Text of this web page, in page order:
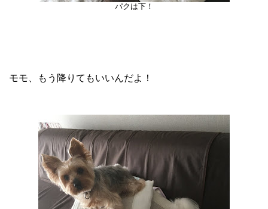
パクは下！
モモ、もう降りてもいいんだよ！